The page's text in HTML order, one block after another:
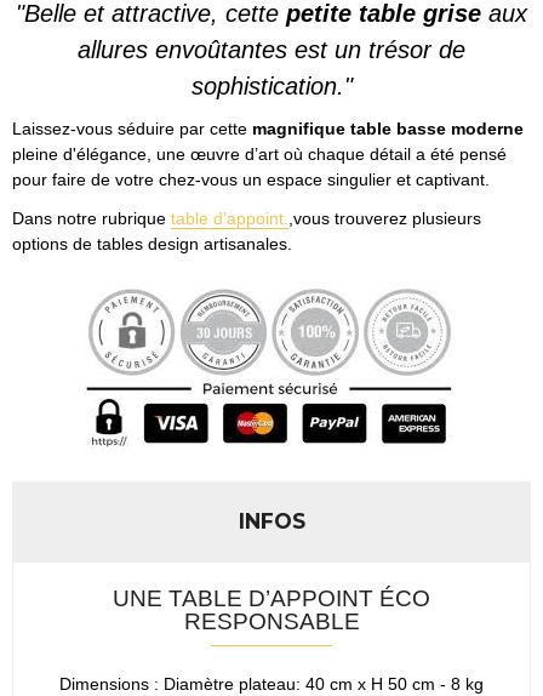
"Belle et attractive, cette petite table grise aux
allures envoûtantes est un trésor de
sophistication."
Laissez-vous séduire par cette magnifique table basse moderne
pleine d'élégance, une œuvre d’art où chaque détail a été pensé
pour faire de votre chez-vous un espace singulier et captivant.
Dans notre rubrique table d’appoint. ,vous trouverez plusieurs
options de tables design artisanales.
INFOS
UNE TABLE D’APPOINT ÉCO
RESPONSABLE
Dimensions : Diamètre plateau: 40 cm x H 50 cm - 8 kg